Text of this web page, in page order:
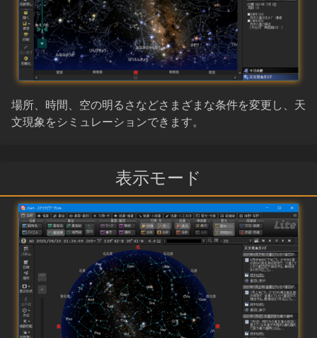
場所、時間、空の明るさなどさまざまな条件を変更し、天
文現象をシミュレーションできます。
表示モード